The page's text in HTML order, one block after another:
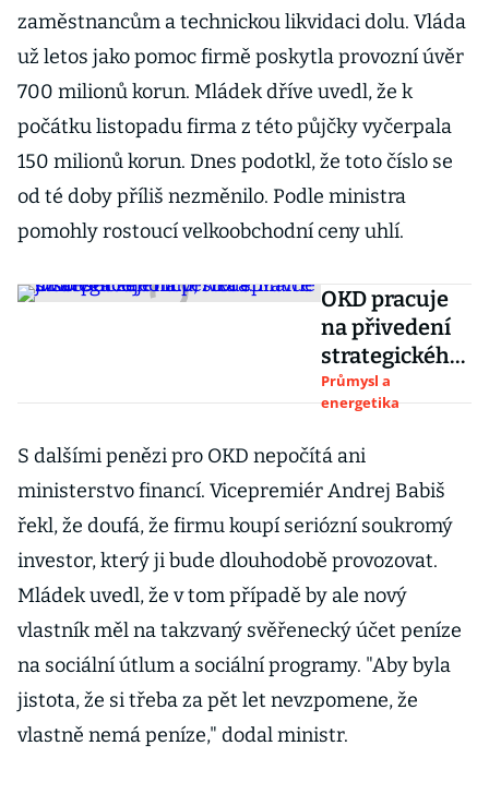
zaměstnancům a technickou likvidaci dolu. Vláda
už letos jako pomoc firmě poskytla provozní úvěr
700 milionů korun. Mládek dříve uvedl, že k
počátku listopadu firma z této půjčky vyčerpala
150 milionů korun. Dnes podotkl, že toto číslo se
od té doby příliš nezměnilo. Podle ministra
pomohly rostoucí velkoobchodní ceny uhlí.
OKD pracuje
na přivedení
strategického
investora.
Máme již
deset
zájemců, říká
správce
insolvence
Průmysl a
energetika
S dalšími penězi pro OKD nepočítá ani
ministerstvo financí. Vicepremiér Andrej Babiš
řekl, že doufá, že firmu koupí seriózní soukromý
investor, který ji bude dlouhodobě provozovat.
Mládek uvedl, že v tom případě by ale nový
vlastník měl na takzvaný svěřenecký účet peníze
na sociální útlum a sociální programy. "Aby byla
jistota, že si třeba za pět let nevzpomene, že
vlastně nemá peníze," dodal ministr.